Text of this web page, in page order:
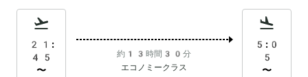
21:
45
〜
約13時間30分
エコノミークラス
5:0
5
〜